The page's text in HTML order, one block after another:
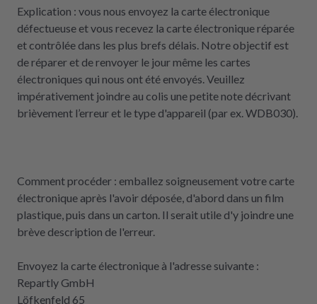
Explication : vous nous envoyez la carte électronique
défectueuse et vous recevez la carte électronique réparée
et contrôlée dans les plus brefs délais. Notre objectif est
de réparer et de renvoyer le jour même les cartes
électroniques qui nous ont été envoyés. Veuillez
impérativement joindre au colis une petite note décrivant
brièvement l’erreur et le type d'appareil (par ex. WDB030).
Comment procéder : emballez soigneusement votre carte
électronique après l'avoir déposée, d'abord dans un film
plastique, puis dans un carton. Il serait utile d'y joindre une
brève description de l'erreur.
Envoyez la carte électronique à l'adresse suivante :
Repartly GmbH
Löfkenfeld 65